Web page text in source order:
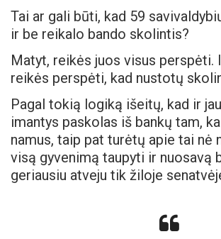
Tai ar gali būti, kad 59
ir be reikalo bando skolintis?
Matyt, reikės juos visus perspėti.
reikės perspėti, kad nustotų
Pagal tokią logiką išeitų, kad ir
imantys paskolas iš bankų tam,
namus, taip pat turėtų apie tai nė
visą gyvenimą taupyti ir nuosavą
geriausiu atveju tik žiloje